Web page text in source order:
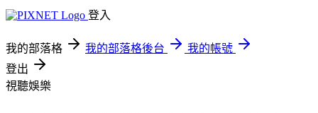
登入
我的部落格 我的部落格後台
我的帳號
登出
視聽娛樂